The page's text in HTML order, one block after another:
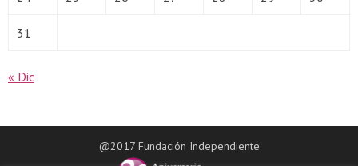
31
« Dic
@2017 Fundación Independiente